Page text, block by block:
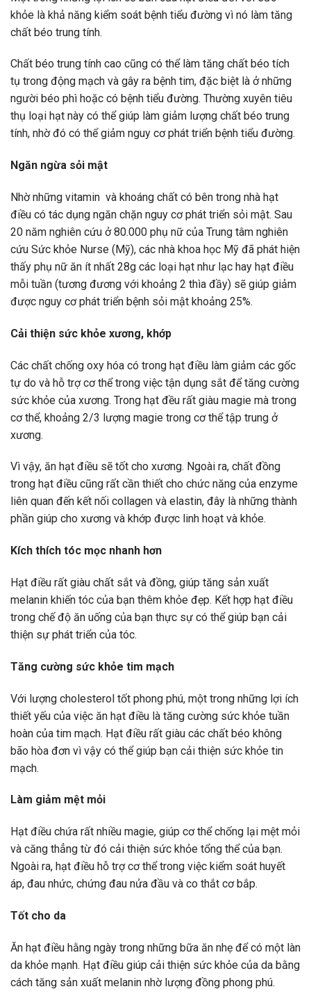
khỏe là khả năng kiểm soát bệnh tiểu đường vì nó làm tăng
chất béo trung tính.
Chất béo trung tính cao cũng có thể làm tăng chất béo tích
tụ trong động mạch và gây ra bệnh tim, đặc biệt là ở những
người béo phì hoặc có bệnh tiểu đường. Thường xuyên tiêu
thụ loại hạt này có thể giúp làm giảm lượng chất béo trung
tính, nhờ đó có thể giảm nguy cơ phát triển bệnh tiểu đường.
Ngăn ngừa sỏi mật
Nhờ những vitamin và khoáng chất có bên trong nhà hạt
điều có tác dụng ngăn chặn nguy cơ phát triển sỏi mật. Sau
20 năm nghiên cứu ở 80.000 phụ nữ của Trung tâm nghiên
cứu Sức khỏe Nurse (Mỹ), các nhà khoa học Mỹ đã phát hiện
thấy phụ nữ ăn ít nhất 28g các loại hạt như lạc hay hạt điều
mỗi tuần (tương đương với khoảng 2 thìa đầy) sẽ giúp giảm
được nguy cơ phát triển bệnh sỏi mật khoảng 25%.
Cải thiện sức khỏe xương, khớp
Các chất chống oxy hóa có trong hạt điều làm giảm các gốc
tự do và hỗ trợ cơ thể trong việc tận dụng sắt để tăng cường
sức khỏe của xương. Trong hạt đều rất giàu magie mà trong
cơ thể, khoảng 2/3 lượng magie trong cơ thể tập trung ở
xương.
Vì vậy, ăn hạt điều sẽ tốt cho xương. Ngoài ra, chất đồng
trong hạt điều cũng rất cần thiết cho chức năng của enzyme
liên quan đến kết nối collagen và elastin, đây là những thành
phần giúp cho xương và khớp được linh hoạt và khỏe.
Kích thích tóc mọc nhanh hơn
Hạt điều rất giàu chất sắt và đồng, giúp tăng sản xuất
melanin khiến tóc của bạn thêm khỏe đẹp. Kết hợp hạt điều
trong chế độ ăn uống của bạn thực sự có thể giúp bạn cải
thiện sự phát triển của tóc.
Tăng cường sức khỏe tim mạch
Với lượng cholesterol tốt phong phú, một trong những lợi ích
thiết yếu của việc ăn hạt điều là tăng cường sức khỏe tuần
hoàn của tim mạch. Hạt điều rất giàu các chất béo không
bão hòa đơn vì vậy có thể giúp bạn cải thiện sức khỏe tin
mạch.
Làm giảm mệt mỏi
Hạt điều chứa rất nhiều magie, giúp cơ thể chống lại mệt mỏi
và căng thẳng từ đó cải thiện sức khỏe tổng thể của bạn.
Ngoài ra, hạt điều hỗ trợ cơ thể trong việc kiểm soát huyết
áp, đau nhức, chứng đau nửa đầu và co thắt cơ bắp.
Tốt cho da
Ăn hạt điều hằng ngày trong những bữa ăn nhẹ để có một làn
da khỏe mạnh. Hạt điều giúp cải thiện sức khỏe của da bằng
cách tăng sản xuất melanin nhờ lượng đồng phong phú.